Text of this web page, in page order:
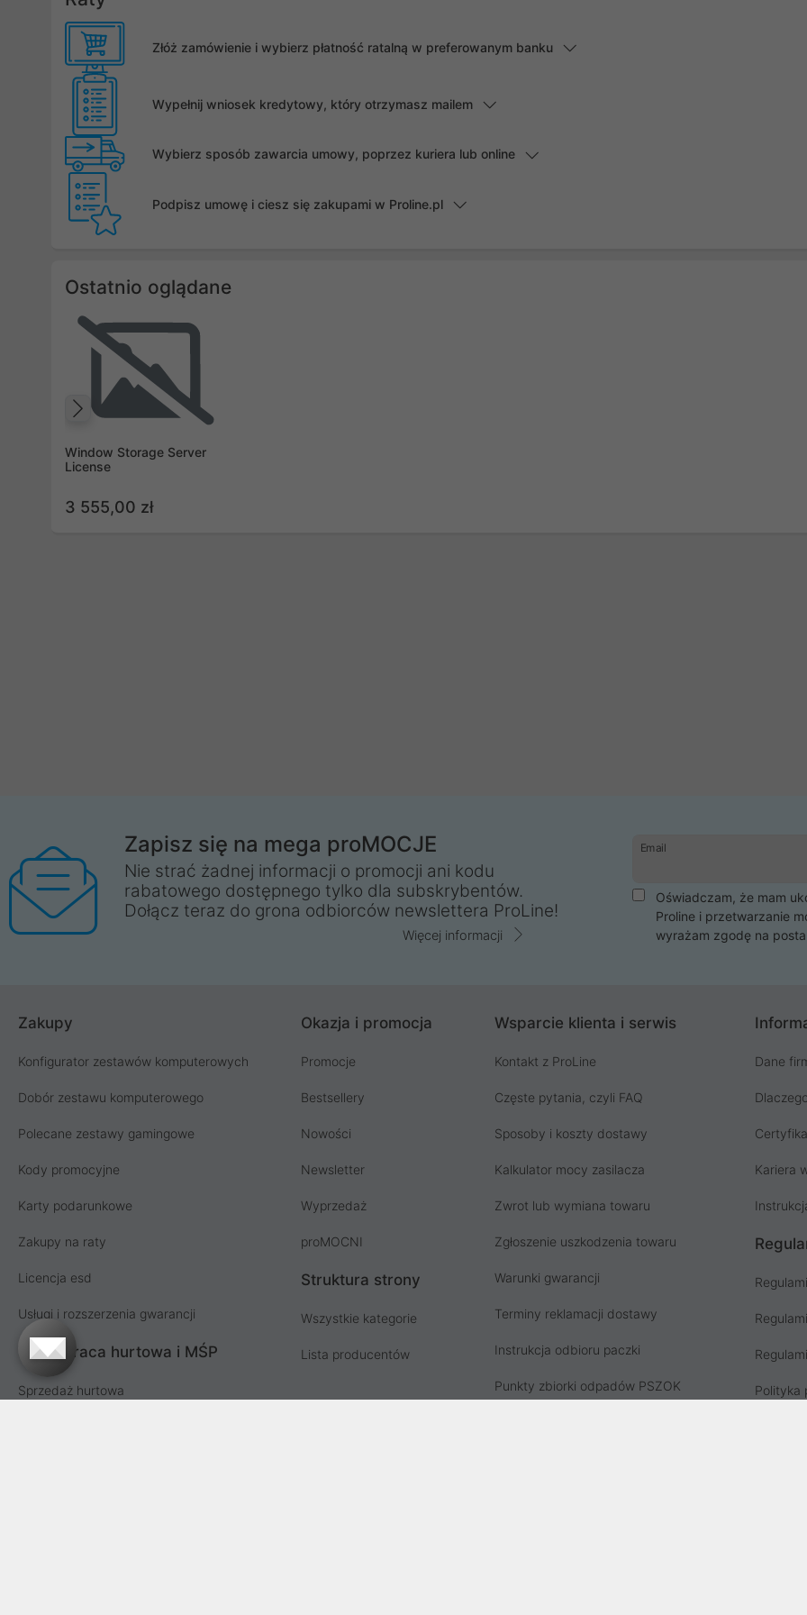
Złóż zamówienie i wybierz płatność ratalną w preferowanym banku
Wypełnij wniosek kredytowy, który otrzymasz mailem
Wybierz sposób zawarcia umowy, poprzez kuriera lub online
Podpisz umowę i ciesz się zakupami w Proline.pl
Ostatnio oglądane
Window Storage Server
License
3 555,00 zł
Poprzedni
Zapisz się na mega proMOCJE
Nie strać żadnej informacji o promocji ani kodu
rabatowego dostępnego tylko dla subskrybentów.
Dołącz teraz do grona odbiorców newslettera ProLine!
Więcej informacji
Email
Oświadczam, że mam
Proline i przetwarzanie
wyrażam zgodę na
Zakupy
Konfigurator zestawów komputerowych
Dobór zestawu komputerowego
Polecane zestawy gamingowe
Kody promocyjne
Karty podarunkowe
Zakupy na raty
Licencja esd
Usługi i rozszerzenia gwarancji
Współpraca hurtowa i MŚP
Sprzedaż hurtowa
Okazja i promocja
Promocje
Bestsellery
Nowości
Newsletter
Wyprzedaż
proMOCNI
Struktura strony
Wszystkie kategorie
Lista producentów
Wsparcie klienta i serwis
Kontakt z ProLine
Częste pytania, czyli FAQ
Sposoby i koszty dostawy
Kalkulator mocy zasilacza
Zwrot lub wymiana towaru
Zgłoszenie uszkodzenia towaru
Warunki gwarancji
Terminy reklamacji dostawy
Instrukcja odbioru paczki
Punkty zbiorki odpadów PSZOK
Dane
Kariera
Polityka